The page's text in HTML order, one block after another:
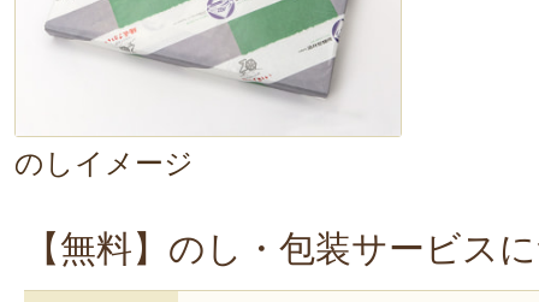
のしイメージ
【無料】のし・包装サービス